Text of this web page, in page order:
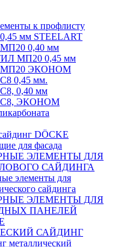
к профлисту
мм STEELART
0,40 мм
МП20 0,45 мм
МП20 ЭКОНОМ
0,45 мм.
0,40 мм
С8, ЭКОНОМ
DÖCKE
для фасада
ЭЛЕМЕНТЫ ДЛЯ
САЙДИНГА
элементы для
сайдинга
ЭЛЕМЕНТЫ ДЛЯ
ПАНЕЛЕЙ
САЙДИНГ
металлический